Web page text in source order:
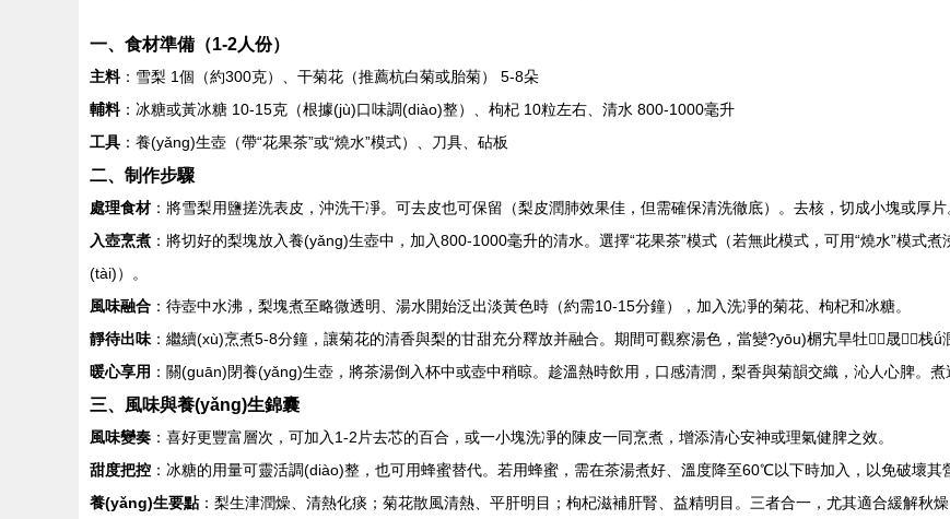
一、食材準備（1-2人份）
主料：雪梨 1個（約300克）、干菊花（推薦杭白菊或胎菊） 5-8朵
輔料：冰糖或黃冰糖 10-15克（根據(jù)口味調(diào)整）、枸杞 10粒左右、清水 800-1000毫升
工具 ：養(yǎng)生壺（帶“花果茶”或“燒水”模式）、刀具、砧板
二、制作步驟
處理食材：將雪梨用鹽搓洗表皮，沖洗干凈。可去皮也可保留（梨皮潤肺效果佳，但需確保清洗徹底）。去核，切成小塊或厚
入壺烹煮 ：將切好的梨塊放入養(yǎng)生壺中，加入800-1000毫升的清水。選擇“花果茶”模式（若無此模式，可用“燒水”模式
(tài)）。
風味融合 ：待壺中水沸，梨塊煮至略微透明、湯水開始泛出淡黃色時（約需10-15分鐘），加入洗凈的菊花、枸杞和冰糖。
靜待出味 ：繼續(xù)烹煮5-8分鐘，讓菊花的清香與梨的甘甜充分釋放并融合。期間可觀察湯色，當變?yōu)榍宄旱牡晟栈ǘ
暖心享用 ：關(guān)閉養(yǎng)生壺，將茶湯倒入杯中或壺中稍晾。趁溫熱時飲用，口感清潤，梨香與菊韻交織，沁人心脾。煮
三、風味與養(yǎng)生錦囊
風味變奏 ：喜好更豐富層次，可加入1-2片去芯的百合，或一小塊洗凈的陳皮一同烹煮，增添清心安神或理氣健脾之效。
甜度把控 ：冰糖的用量可靈活調(diào)整，也可用蜂蜜替代。若用蜂蜜，需在茶湯煮好、溫度降至60℃以下時加入，以免破壞其
養(yǎng)生要點：梨生津潤燥、清熱化痰；菊花散風清熱、平肝明目；枸杞滋補肝腎、益精明目。三者合一，尤其適合緩解秋